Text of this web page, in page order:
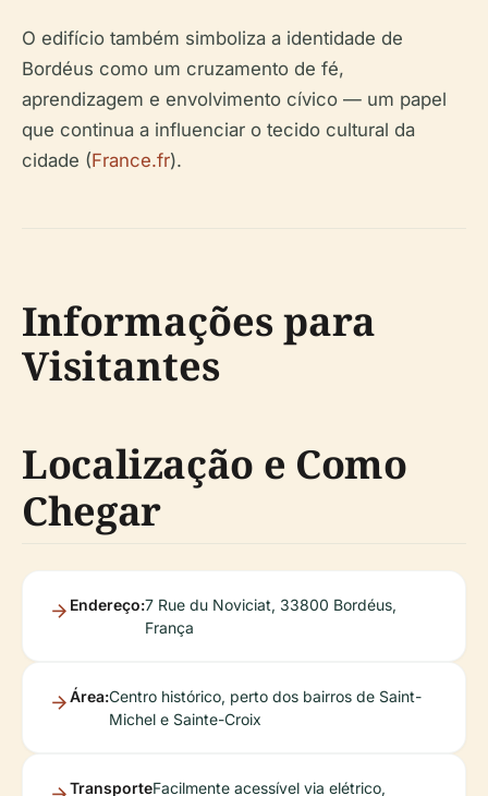
O edifício também simboliza a identidade de
Bordéus como um cruzamento de fé,
aprendizagem e envolvimento cívico — um papel
que continua a influenciar o tecido cultural da
cidade (France.fr).
Informações para
Visitantes
Localização e Como
Chegar
Endereço:7 Rue du Noviciat, 33800 Bordéus,
França
Área:Centro histórico, perto dos bairros de Saint-
Michel e Sainte-Croix
TransporteFacilmente acessível via elétrico,